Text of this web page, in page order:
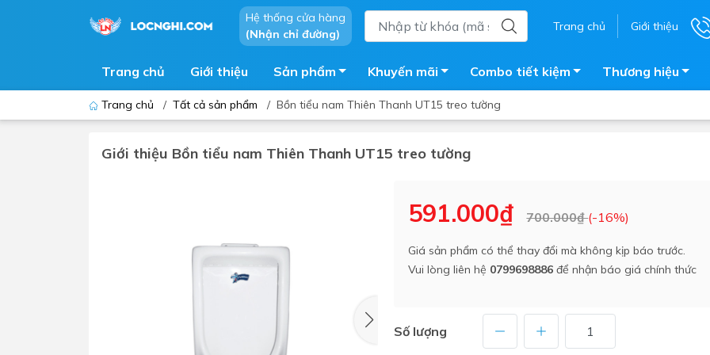
Hệ thống cửa hàng
(Nhận chỉ đường)
Trang chủ Giới thiệu
Trang chủ Giới thiệu Sản phẩm
Vòi chậu - vòi hồ - vòi gắn tường
Máy tắm nước nóng điện
Chậu giặt
trời
Bồn bảo ôn
Bồn nhựa tự hoại
Vòi pha nóng lạnh
Vật tư
Khuyến mãi Combo tiết kiệm Thương hiệu
Trang chủ / Tất cả sản phẩm / Bồn tiểu nam Thiên Thanh UT15 treo tường
Giới thiệu Bồn tiểu nam Thiên Thanh UT15 treo tường
591.000₫ 700.000₫(-16%)
Giá sản phẩm có thể thay đổi mà không kịp báo trước.
Vui lòng liên hệ 0799698886 để nhận báo giá chính thức
Số lượng